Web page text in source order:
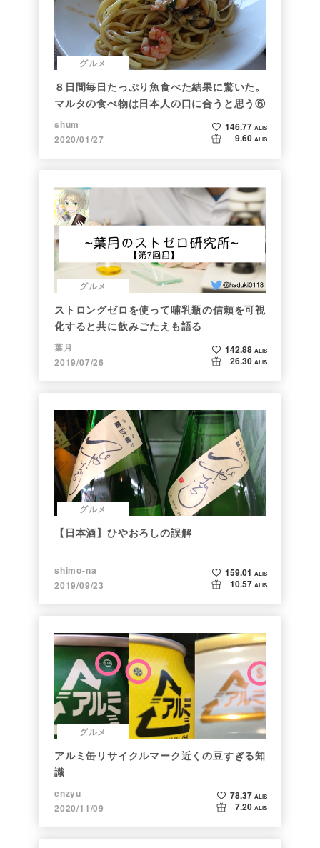
グルメ
８日間毎日たっぷり魚食べた結果に驚いた。
マルタの食べ物は日本人の口に合うと思う⑥
shum
2020/01/27
146.77 ALIS
9.60 ALIS
グルメ
ストロングゼロを使って哺乳瓶の信頼を可視
化すると共に飲みごたえも語る
葉月
2019/07/26
142.88 ALIS
26.30 ALIS
グルメ
【日本酒】ひやおろしの誤解
shimo-na
2019/09/23
159.01 ALIS
10.57 ALIS
グルメ
アルミ缶リサイクルマーク近くの豆すぎる知
識
enzyu
2020/11/09
78.37 ALIS
7.20 ALIS